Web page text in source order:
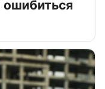
ошибиться